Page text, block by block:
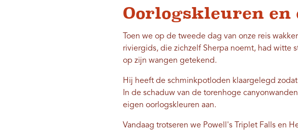
Oorlogskleuren
Toen we op de tweede dag van onze reis
riviergids, die zichzelf Sherpa noemt, had witte
op zijn wangen getekend.
Hij heeft de schminkpotloden klaargelegd
In de schaduw van de torenhoge
eigen oorlogskleuren aan.
Vandaag trotseren we Powell's Triplet Falls en